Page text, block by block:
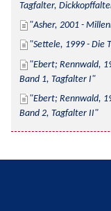
Tagfalter,
Asher, 2001 -
Settele, 1999 - Die
Ebert; Rennwald,
Band 1, Tagfalter I
Ebert; Rennwald,
Band 2, Tagfalter II